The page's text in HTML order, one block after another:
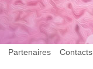
Partenaires Contacts